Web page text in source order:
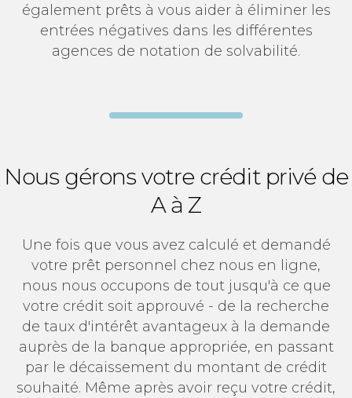
également prêts à vous aider à éliminer les
entrées négatives dans les différentes
agences de notation de solvabilité.
Nous gérons votre crédit privé de
A à Z
Une fois que vous avez calculé et demandé
votre prêt personnel chez nous en ligne,
nous nous occupons de tout jusqu'à ce que
votre crédit soit approuvé - de la recherche
de taux d'intérêt avantageux à la demande
auprès de la banque appropriée, en passant
par le décaissement du montant de crédit
souhaité. Même après avoir reçu votre crédit,